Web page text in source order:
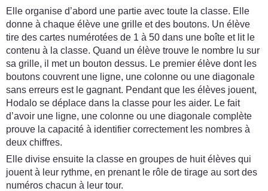
Elle organise d’abord une partie avec toute la classe. Elle
donne à chaque élève une grille et des boutons. Un élève
tire des cartes numérotées de 1 à 50 dans une boîte et lit le
contenu à la classe. Quand un élève trouve le nombre lu sur
sa grille, il met un bouton dessus. Le premier élève dont les
boutons couvrent une ligne, une colonne ou une diagonale
sans erreurs est le gagnant. Pendant que les élèves jouent,
Hodalo se déplace dans la classe pour les aider. Le fait
d’avoir une ligne, une colonne ou une diagonale complète
prouve la capacité à identifier correctement les nombres à
deux chiffres.
Elle divise ensuite la classe en groupes de huit élèves qui
jouent à leur rythme, en prenant le rôle de tirage au sort des
numéros chacun à leur tour.